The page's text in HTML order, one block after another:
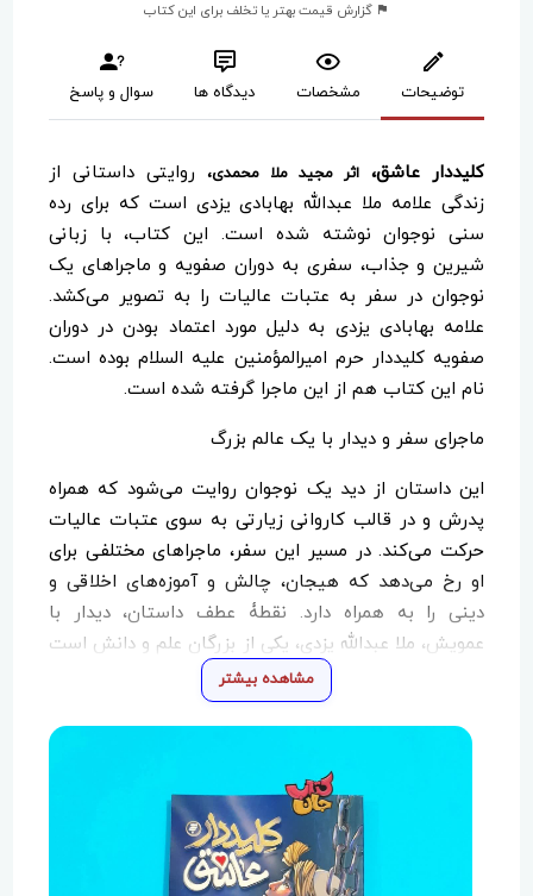
گزارش قیمت بهتر یا تخلف برای این کتاب
توضیحات مشخصات دیدگاه ها سوال و پاسخ
کلیددار عاشق، اثر مجید ملا محمدی، روایتی داستانی از
زندگی علامه ملا عبدالله بهابادی یزدی است که برای رده
سنی نوجوان نوشته شده است. این کتاب، با زبانی
شیرین و جذاب، سفری به دوران صفویه و ماجراهای یک
نوجوان در سفر به عتبات عالیات را به تصویر می‌کشد.
علامه بهابادی یزدی به دلیل مورد اعتماد بودن در دوران
صفویه کلیددار حرم امیرالمؤمنین علیه السلام بوده است.
نام این کتاب هم از این ماجرا گرفته شده است.
ماجرای سفر و دیدار با یک عالم بزرگ
این داستان از دید یک نوجوان روایت می‌شود که همراه
پدرش و در قالب کاروانی زیارتی به سوی عتبات عالیات
حرکت می‌کند. در مسیر این سفر، ماجراهای مختلفی برای
او رخ می‌دهد که هیجان، چالش و آموزه‌های اخلاقی و
دینی را به همراه دارد. نقطۀ عطف داستان، دیدار با
عمویش، ملا عبدالله یزدی، یکی از بزرگان علم و دانش است
که نگاه و درک نوجوان از زندگی، حکمت و دین را دگرگون
ملا عبدالله بهابادی یزدی از علمای بزرگ دوران صفوی بود
که در مباحث فقه، فلسفه و کلام اسلامی تبحر داشت. او
سال‌ها به تعلیم و تربیت شاگردان پرداخت و تأثیر بسزایی
مشاهده بیشتر